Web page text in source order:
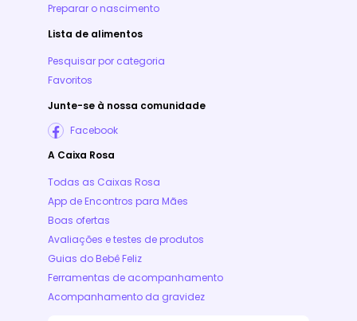
Preparar o nascimento
Lista de alimentos
Pesquisar por categoria
Favoritos
Junte-se à nossa comunidade
Facebook
A Caixa Rosa
Todas as Caixas Rosa
App de Encontros para Mães
Boas ofertas
Avaliações e testes de produtos
Guias do Bebê Feliz
Ferramentas de acompanhamento
Acompanhamento da gravidez